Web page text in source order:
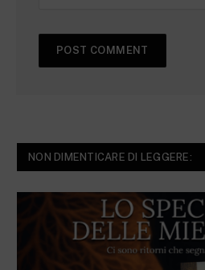
NON DIMENTICARE DI LEGGERE: